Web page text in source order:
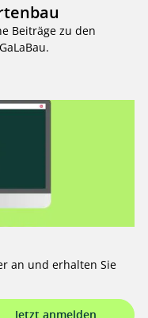
Beiträge zu den
an und erhalten Sie
Jetzt anmelden